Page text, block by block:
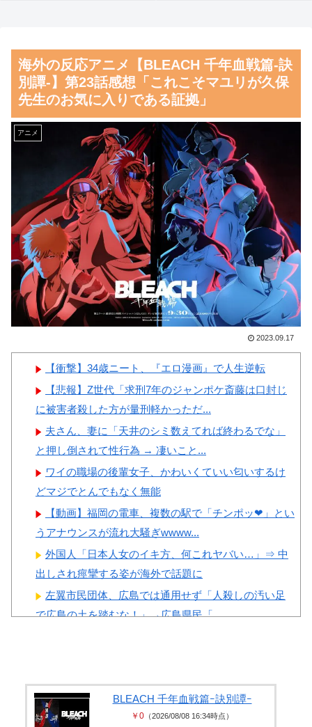
し、ネタの量がバグってると話
題にｗｗｗｗｗ
【朗報】齋藤飛鳥、前屈みで
完全に見えてる動画が拡散され
てしまう…
磁気嵐、地球由来のイオンが
主導…JAXAの衛星「あらせ」
舌を絡ませて、唾液交換して
── ちゅっちゅしながらの濃厚
エッ画像♪
海外「日本よ、お前がナンバ
ーワンだ」 熊本地震直後の日
本の対応のスピードに世界が衝
【画像】顔100点、体30点の
女ｗｗｗ
Powered by livedoor 相互RSS
遂げる日本の医療チーム、海外
でも凄すぎると絶賛
海外「さすが日本！」日本と
ドイツの仕事効率の差が分かる
数字に海外が大騒ぎ
韓国人「日本の柴犬くん散歩
中の暑さに耐えられなかった結
果」
韓国人「韓国サッカー協会関
係者が『不適切接待は慣行だっ
た』と衝撃発言！日韓ワールド
カップ4強にも疑いの視線が向
けられる」
韓国人「不適切接待疑惑、
2002年イタリア・スペイン戦で
手メディアが一斉に報道！」
韓国人「フランスの有力紙も
大韓サッカー協会前代未聞の不
祥事を詳細に報道！」→「国際
的スキャンダルに発展してしま
う‥」
戦で行った審判買収が本当に深
刻である理由がこちら…」
→「これはダメなやつ…（ﾌﾞﾙ
ﾌﾞﾙ」＝韓国の反応
海外の反応アニメ【BLEACH 千年血戦篇-訣
別譚-】第23話感想「これこそマユリが久保
先生のお気に入りである証拠」
アニメ
2023.09.17
【衝撃】34歳ニート、『エロ漫画』で人生逆転
【悲報】Z世代「求刑7年のジャンポケ斎藤は口封じ
に被害者殺した方が量刑軽かっただ...
夫さん、妻に「天井のシミ数えてれば終わるでな」
と押し倒されて性行為 → 凄いこと...
ワイの職場の後輩女子、かわいくていい匂いするけ
どマジでとんでもなく無能
【動画】福岡の電車、複数の駅で「チンポッ❤」とい
うアナウンスが流れ大騒ぎwwww...
外国人「日本人女のイキ方、何これヤバい…」⇒ 中
出しされ痙攣する姿が海外で話題に
左翼市民団体、広島では通用せず「人殺しの汚い足
で広島の土を踏むな！」→広島県民「...
器）披露
彼女がタヒんだ。悲しみに暮れながらも彼女の分ま
BLEACH 千年血戦篇ｰ訣別譚ｰ
￥0 （2026/08/08 16:34時点）